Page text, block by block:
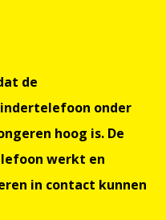
de
onder
hoog is. De
werkt en
in contact kunnen